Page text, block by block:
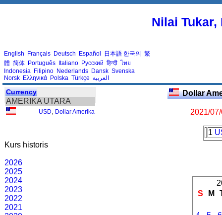
Nilai
English Français Deutsch Español 日本語 한국의 繁
體 简体 Português Italiano Русский हिन्दी ไทย
Indonesia Filipino Nederlands Dansk Svenska
Norsk Ελληνικά Polska Türkçe العربية
Currency
AMERIKA UTARA
USD Dollar Amerika
Kurs historis
2026
2025
2024
2023
2022
2021
Dollar
2021/
1
S
M